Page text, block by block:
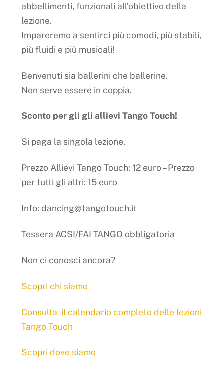
abbellimenti, funzionali all’obiettivo della
lezione.
Impareremo a sentirci più comodi, più stabili,
più fluidi e più musicali!
Benvenuti sia ballerini che ballerine.
Non serve essere in coppia.
Sconto per gli gli allievi Tango Touch!
Si paga la singola lezione.
Prezzo Allievi Tango Touch: 12 euro – Prezzo
per tutti gli altri: 15 euro
Info: dancing@tangotouch.it
Tessera ACSI/FAI TANGO obbligatoria
Non ci conosci ancora?
Scopri chi siamo
Consulta il calendario completo delle lezioni
Tango Touch
Scopri dove siamo